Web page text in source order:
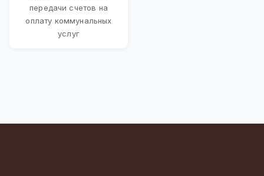
передачи счетов на
оплату коммунальных
услуг